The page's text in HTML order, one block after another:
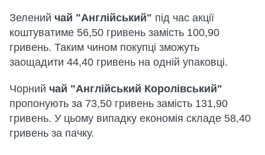
Зелений чай "Англійський" під час акції
коштуватиме 56,50 гривень замість 100,90
гривень. Таким чином покупці зможуть
заощадити 44,40 гривень на одній упаковці.
Чорний чай "Англійський Королівський"
пропонують за 73,50 гривень замість 131,90
гривень. У цьому випадку економія складе 58,40
гривень за пачку.